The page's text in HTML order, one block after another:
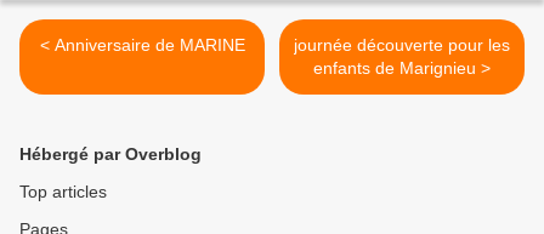
< Anniversaire de MARINE
journée découverte pour les
enfants de Marignieu >
Hébergé par Overblog
Top articles
Pages